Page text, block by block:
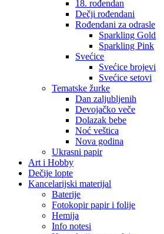
18. rođendan
Dečji rođendani
Rođendani za odrasle
Sparkling Gold
Sparkling Pink
Svećice
Svećice brojevi
Svećice setovi
Tematske žurke
Dan zaljubljenih
Devojačko veče
Dolazak bebe
Noć veštica
Nova godina
Ukrasni papir
Art i Hobby
Dečije lopte
Kancelarijski materijal
Baterije
Fotokopir papir i folije
Hemija
Info notesi